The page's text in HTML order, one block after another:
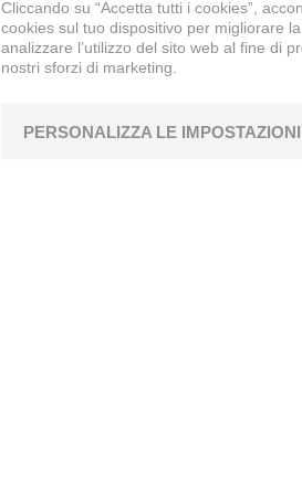
Cliccando su “Accetta tutti i cookies”,
cookies sul tuo dispositivo per migliorare
analizzare l’utilizzo del sito web al fine di
nostri sforzi di marketing.
PERSONALIZZA LE IMPOSTAZIONI